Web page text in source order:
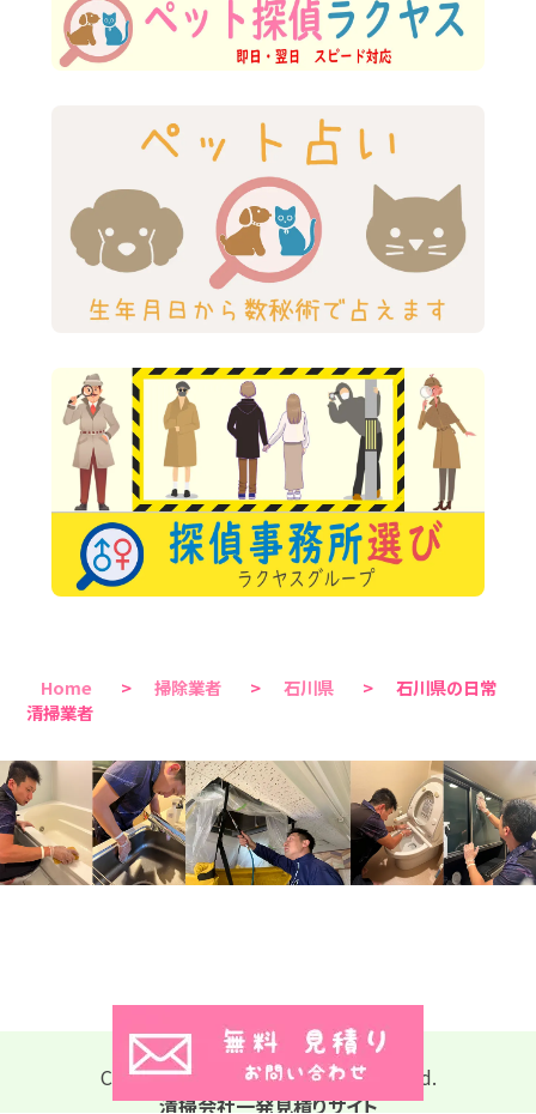
Home > 掃除業者 > 石川県 >
石川県の日常
清掃業者
Copyright © 2026 All Rights Reserved.
清掃会社一発見積りサイト